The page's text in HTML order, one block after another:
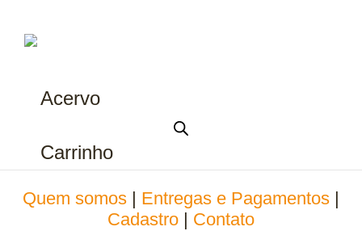
Acervo
Carrinho
Quem somos Entregas e Pagamentos
Cadastro
Contato